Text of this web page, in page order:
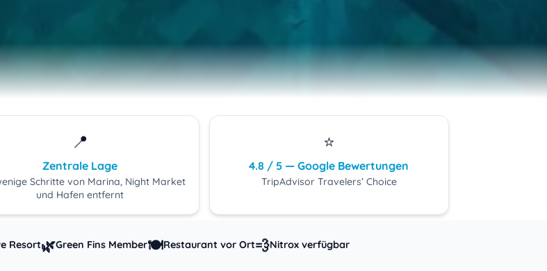
📍
Zentrale Lage
Schritte von Marina, Night Market
und Hafen entfernt
⭐
4.8 / 5 — Google Bewertungen
TripAdvisor Travelers’ Choice
Resort🌿Green Fins Member🍽️Restaurant vor Ort💨Nitrox verfügbar